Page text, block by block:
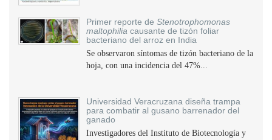
Primer reporte de Stenotrophomonas
maltophilia causante de tizón foliar
bacteriano del arroz en India
Se observaron síntomas de tizón bacteriano de la
hoja, con una incidencia del 47%...
Universidad Veracruzana diseña trampa
para combatir al gusano barrenador del
ganado
Investigadores del Instituto de Biotecnología y